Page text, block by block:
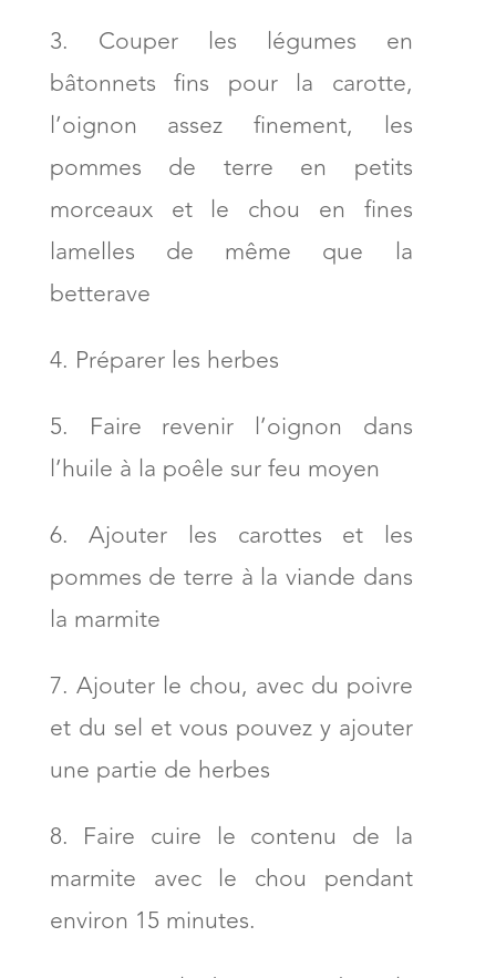
Couper les légumes en
bâtonnets fins pour la carotte,
l’oignon assez finement, les
pommes de terre en petits
morceaux et le chou en fines
lamelles de même que la
betterave
Préparer les herbes
Faire revenir l’oignon dans
l’huile à la poêle sur feu moyen
Ajouter les carottes et les
pommes de terre à la viande dans
la marmite
Ajouter le chou, avec du poivre
et du sel et vous pouvez y ajouter
une partie de herbes
Faire cuire le contenu de la
marmite avec le chou pendant
environ 15 minutes.